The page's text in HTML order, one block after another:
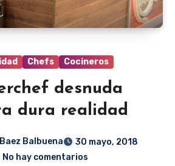
Chefs Cocineros
desnuda
dura realidad
Balbuena
30 mayo, 2018
No hay comentarios